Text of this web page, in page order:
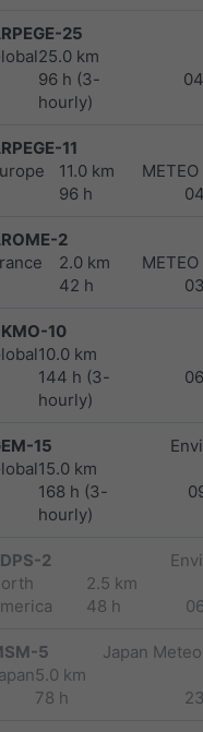
25
25.0 km
96 h (3-
hourly)
11
11.0 km
96 h
2
2.0 km
42 h
10
10.0 km
144 h (3-
hourly)
15
15.0 km
168 h (3-
hourly)
2
2.5 km
48 h
5
5.0 km
78 h
Japan